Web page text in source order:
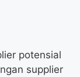
potensial
supplier